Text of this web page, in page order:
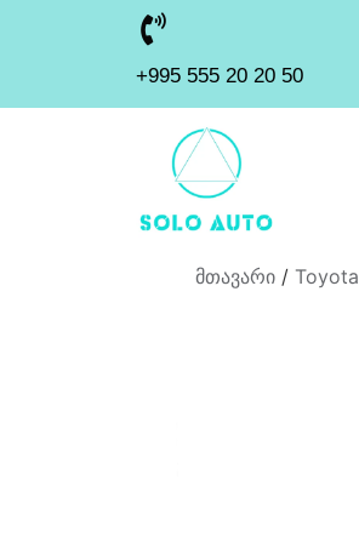
+995 555 20 20 50
მთავარი / Toyota